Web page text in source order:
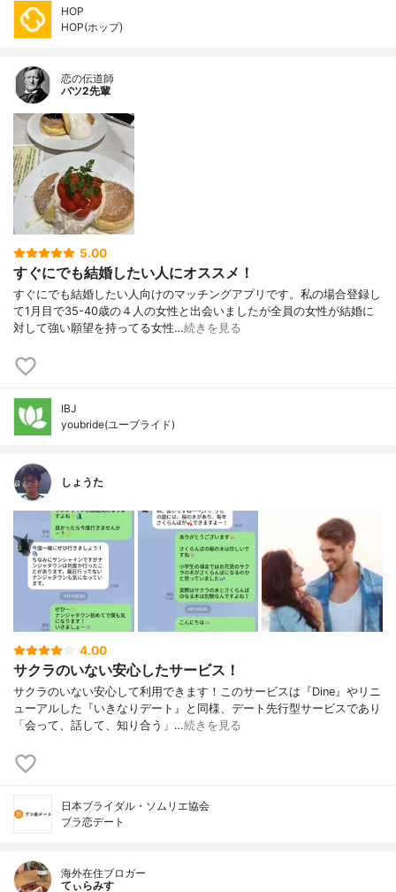
HOP
HOP(ホップ)
恋の伝道師
バツ2先輩
5.00
すぐにでも結婚したい人にオススメ！
すぐにでも結婚したい人向けのマッチングアプリです。私の場合登録し
て1月目で35-40歳の４人の女性と出会いましたが全員の女性が結婚に
対して強い願望を持ってる女性…続きを見る
IBJ
youbride(ユーブライド)
しょうた
4.00
サクラのいない安心したサービス！
サクラのいない安心して利用できます！このサービスは『Dine』やリニ
ューアルした『いきなりデート』と同様、デート先行型サービスであり
「会って、話して、知り合う」…続きを見る
日本ブライダル・ソムリエ協会
ブラ恋デート
海外在住ブロガー
てぃらみす